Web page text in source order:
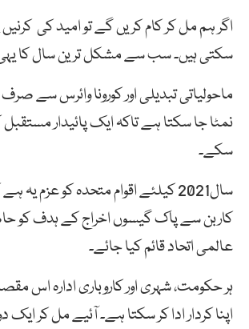
اگر ہم مل کر کام کریں گے تو امید کی کرنیں
سکتی ہیں۔ سب سے مشکل ترین سال کا
ماحولیاتی تبدیلی اور کورونا وائرس سے
نمٹا جا سکتا ہے تاکہ ایک پائیدار
سکے۔
کاربن سے پاک گیسوں اخراج کے ہدف کو
عالمی اتحاد قائم کیا جائے۔
ہر حکومت، شہری اور کاروباری ادارہ اس
اپنا کردار ادا کر سکتا ہے۔ آئیے مل کر